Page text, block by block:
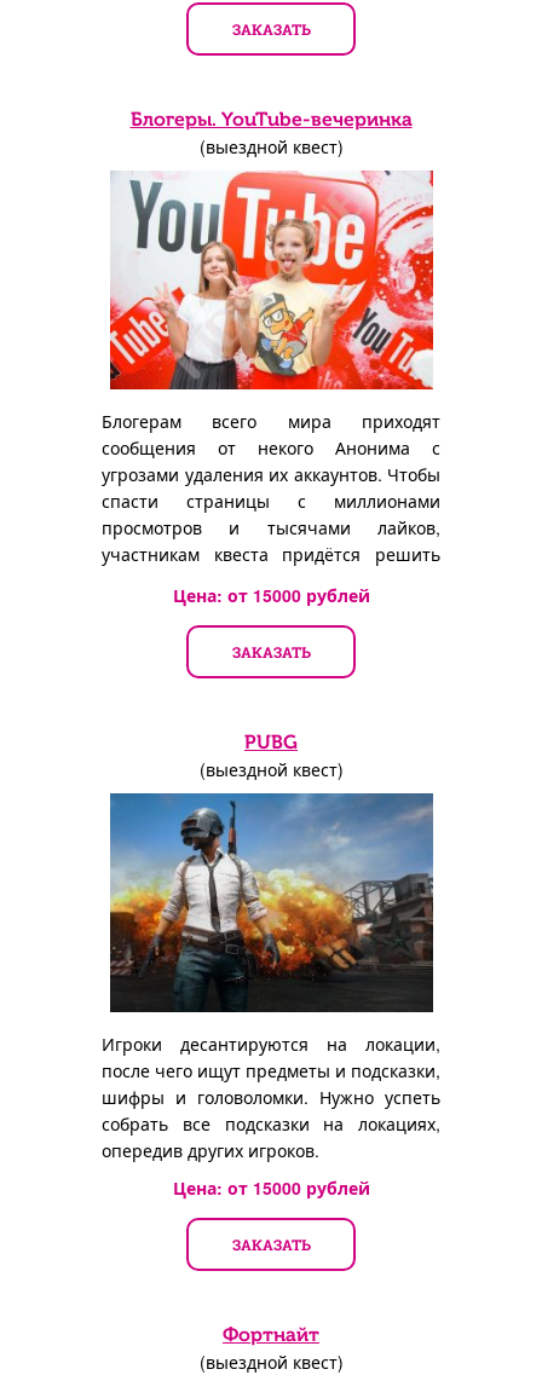
ЗАКАЗАТЬ
Блогеры. YouTube-вечеринка
(выездной квест)
Блогерам всего мира приходят
сообщения от некого Анонима с
угрозами удаления их аккаунтов. Чтобы
спасти страницы с миллионами
просмотров и тысячами лайков,
участникам квеста придётся решить
Цена: от 15000рублей
ЗАКАЗАТЬ
PUBG
(выездной квест)
Игроки десантируются на локации,
после чего ищут предметы и подсказки,
шифры и головоломки. Нужно успеть
собрать все подсказки на локациях,
опередив других игроков.
Цена: от 15000рублей
ЗАКАЗАТЬ
Фортнайт
(выездной квест)